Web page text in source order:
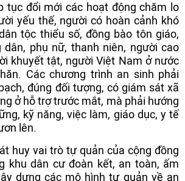
tục đổi mới các hoạt động chăm lo
yếu thế, người có hoàn cảnh khó
tộc thiểu số, đồng bào tôn giáo,
dân, phụ nữ, thanh niên, người cao
khuyết tật, người Việt Nam ở nước
Các chương trình an sinh phải
đúng đối tượng, có giám sát xã
ở hỗ trợ trước mắt, mà phải hướng
kỹ năng, việc làm, giáo dục, y tế
lên.
huy vai trò tự quản của cộng đồng
khu dân cư đoàn kết, an toàn, ấm
dựng các mô hình tự quản về an